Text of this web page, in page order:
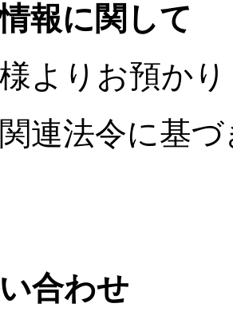
報に関して
よりお預か
連法令に基
合わせ